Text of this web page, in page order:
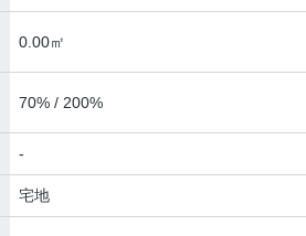
0.00㎡
70% / 200%
-
宅地